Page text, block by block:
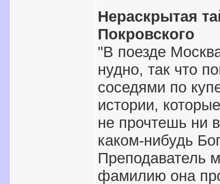
Нераскрытая
Покровского
"В поезде
нудно, так что
соседями по
истории,
не прочтешь ни
каком-нибудь
Преподаватель
фамилию она